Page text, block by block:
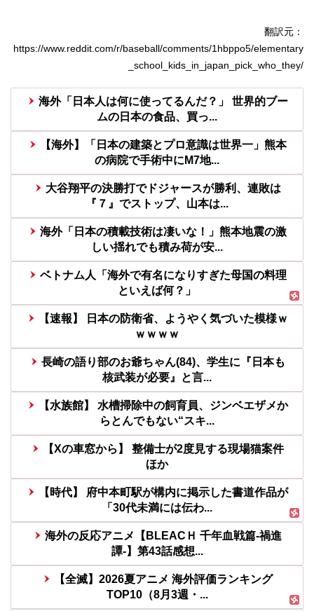
翻訳元：
https://www.reddit.com/r/baseball/comments/1hbppo5/elementary
_school_kids_in_japan_pick_who_they/
海外「日本人は何に使ってるんだ？」 世界的ブー
ムの日本の食品、買っ...
【海外】「日本の建築とプロ意識は世界一」熊本
の病院で手術中にM7地...
大谷翔平の決勝打でドジャースが勝利、連敗は
『７』でストップ、山本は...
海外「日本の積載技術は凄いな！」熊本地震の激
しい揺れでも積み荷が安...
ベトナム人「海外で有名になりすぎた母国の料理
といえば何？」
【速報】 日本の防衛省、ようやく気づいた模様ｗ
ｗｗｗｗ
長崎の語り部のお爺ちゃん(84)、学生に『日本も
核武装が必要』と言...
【水族館】 水槽掃除中の飼育員、ジンベエザメか
らとんでもない“スキ...
【Xの車窓から】 整備士が2度見する現場猫案件
ほか
【時代】 府中本町駅が構内に掲示した書道作品が
「30代未満には伝わ...
海外の反応アニメ【BLEACＨ 千年血戦篇-禍進
譚-】第43話感想...
【全滅】2026夏アニメ 海外評価ランキング
TOP10（8月3週・...